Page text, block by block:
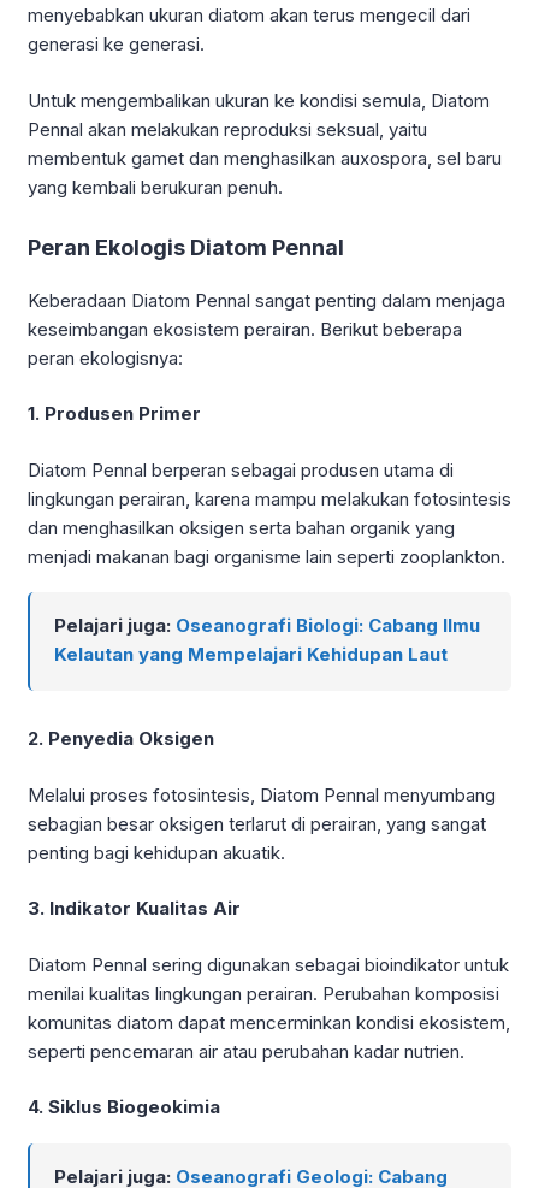
menyebabkan ukuran diatom akan terus mengecil dari
generasi ke generasi.
Untuk mengembalikan ukuran ke kondisi semula, Diatom
Pennal akan melakukan reproduksi seksual, yaitu
membentuk gamet dan menghasilkan auxospora, sel baru
yang kembali berukuran penuh.
Peran Ekologis Diatom Pennal
Keberadaan Diatom Pennal sangat penting dalam menjaga
keseimbangan ekosistem perairan. Berikut beberapa
peran ekologisnya:
1. Produsen Primer
Diatom Pennal berperan sebagai produsen utama di
lingkungan perairan, karena mampu melakukan fotosintesis
dan menghasilkan oksigen serta bahan organik yang
menjadi makanan bagi organisme lain seperti zooplankton.
Pelajari juga: Oseanografi Biologi: Cabang Ilmu
Kelautan yang Mempelajari Kehidupan Laut
2. Penyedia Oksigen
Melalui proses fotosintesis, Diatom Pennal menyumbang
sebagian besar oksigen terlarut di perairan, yang sangat
penting bagi kehidupan akuatik.
3. Indikator Kualitas Air
Diatom Pennal sering digunakan sebagai bioindikator untuk
menilai kualitas lingkungan perairan. Perubahan komposisi
komunitas diatom dapat mencerminkan kondisi ekosistem,
seperti pencemaran air atau perubahan kadar nutrien.
4. Siklus Biogeokimia
Pelajari juga: Oseanografi Geologi: Cabang